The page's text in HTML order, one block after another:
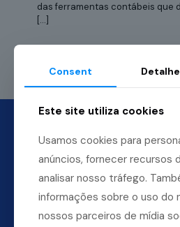
das ferramentas contábeis que
[…]
Consent
Este site utiliza cookies
Usamos cookies para
anúncios, fornecer recursos
analisar nosso tráfego.
informações sobre o uso do
nossos parceiros de mídia